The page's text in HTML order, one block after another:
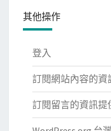
其他操作
登入
訂閱網站內容的資
訂閱留言的資訊提